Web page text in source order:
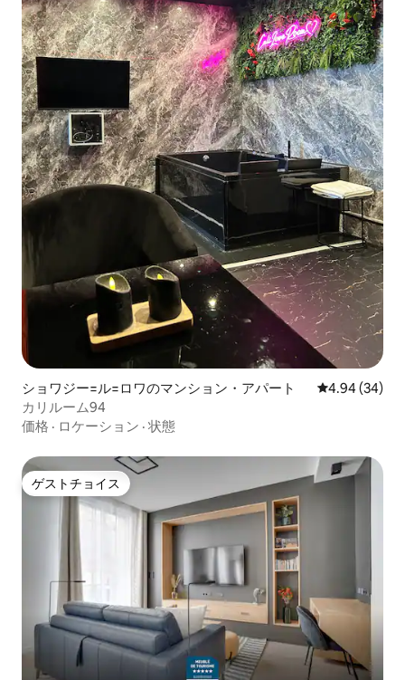
ショワジー=ル=ロワのマンション・アパート レビュー34
4.94 (34)
カリルーム94
価格 · ロケーション · 状態
ゲストチョイス
ゲストチョイス